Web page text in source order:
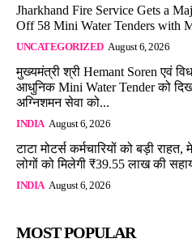
Jharkhand Fire Service Gets a
Off 58 Mini Water Tenders with
UNCATEGORIZED August 6, 2026
मुख्यमंत्री श्री Hemant Soren एवं
आधुनिक Mini Water Tender को
अग्निशमन सेवा को...
INDIA August 6, 2026
टाटा मोटर्स कर्मचारियों को बड़ी
लोगों को मिलेगी ₹39.55 लाख की
INDIA August 6, 2026
MOST POPULAR